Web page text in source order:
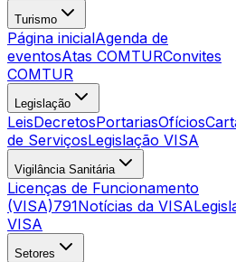
Turismo
Página inicialAgenda de
eventosAtas COMTURConvites
COMTUR
Legislação
LeisDecretosPortariasOfícios
de ServiçosLegislação VISA
Vigilância Sanitária
Licenças de Funcionamento
(VISA)791Notícias da VISA
VISA
Setores